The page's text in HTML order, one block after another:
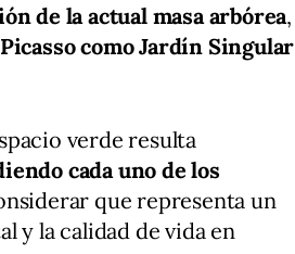
de la actual masa arbórea,
como Jardín Singular
verde resulta
cada uno de los
que representa un
y la calidad de vida en